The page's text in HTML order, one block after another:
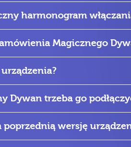
harmonogram
Magicznego
Dywan trzeba go
wersję